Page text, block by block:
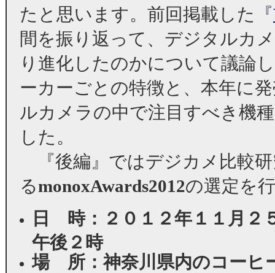
たと思います。前回掲載した『
間を振り返って、デジタルカ
り進化したのかについて議論
ーカーごとの特徴と、本年に
ルカメラの中で注目すべき機
した。
『後編』ではデジカメ比較
るmonoxAwards2012の選定を
日 時：２０１２年１１月２
午後２時
場 所：神奈川県内のコーヒ